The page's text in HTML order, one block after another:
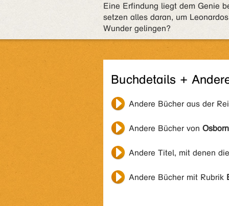
Eine Erfindung liegt dem Genie
setzen alles daran, um
Wunder gelingen?
Buchdetails +
Andere Bücher aus der
Andere Bücher von
Andere Titel, mit denen
Andere Bücher mit Rubrik